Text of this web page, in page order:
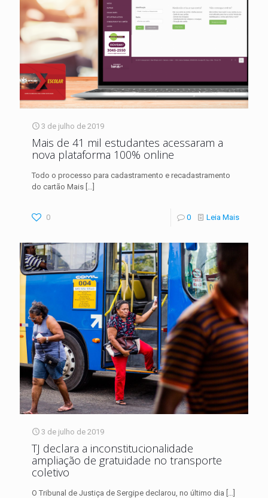
3 de julho de 2019
Mais de 41 mil estudantes acessaram a
nova plataforma 100% online
Todo o processo para cadastramento e recadastramento
do cartão Mais […]
0 0 Leia Mais
3 de julho de 2019
TJ declara a inconstitucionalidade
ampliação de gratuidade no transporte
coletivo
O Tribunal de Justiça de Sergipe declarou, no último dia […]